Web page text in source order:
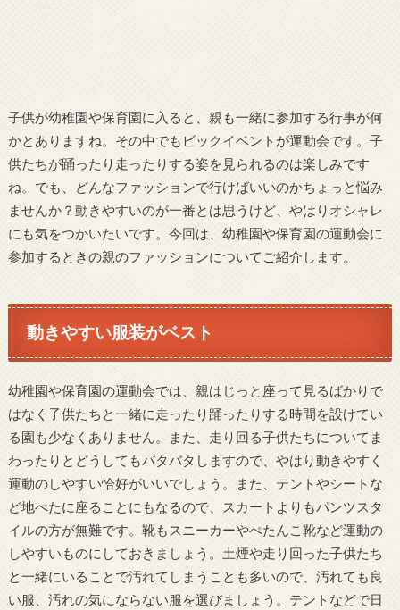
子供が幼稚園や保育園に入ると、親も一緒に参加する行事が何
かとありますね。その中でもビックイベントが運動会です。子
供たちが踊ったり走ったりする姿を見られるのは楽しみです
ね。でも、どんなファッションで行けばいいのかちょっと悩み
ませんか？動きやすいのが一番とは思うけど、やはりオシャレ
にも気をつかいたいです。今回は、幼稚園や保育園の運動会に
参加するときの親のファッションについてご紹介します。
動きやすい服装がベスト
幼稚園や保育園の運動会では、親はじっと座って見るばかりで
はなく子供たちと一緒に走ったり踊ったりする時間を設けてい
る園も少なくありません。また、走り回る子供たちについてま
わったりとどうしてもバタバタしますので、やはり動きやすく
運動のしやすい恰好がいいでしょう。また、テントやシートな
ど地べたに座ることにもなるので、スカートよりもパンツスタ
イルの方が無難です。靴もスニーカーやぺたんこ靴など運動の
しやすいものにしておきましょう。土煙や走り回った子供たち
と一緒にいることで汚れてしまうことも多いので、汚れても良
い服、汚れの気にならない服を選びましょう。テントなどで日